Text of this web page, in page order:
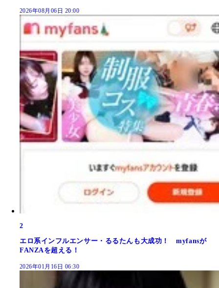
2026年08月06日 20:00
2
エロ系インフルエンサー・るるたんも大成功！ myfansが
FANZAを超える！
2026年01月16日 06:30